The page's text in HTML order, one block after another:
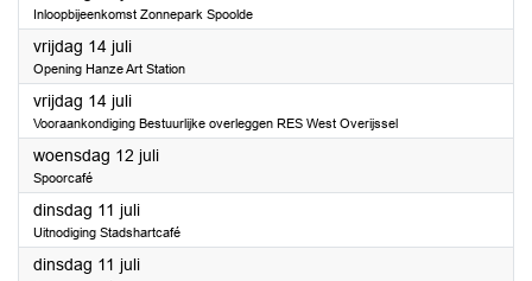
Inloopbijeenkomst Zonnepark Spoolde
vrijdag 14 juli2023
Opening Hanze Art Station
vrijdag 14 juli2023
Vooraankondiging Bestuurlijke overleggen RES West Overijssel
woensdag 12 juli2023
Spoorcafé
dinsdag 11 juli2023
Uitnodiging Stadshartcafé
dinsdag 11 juli2023